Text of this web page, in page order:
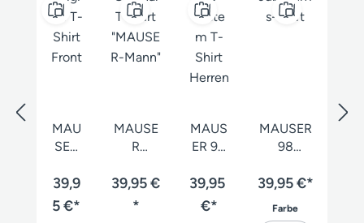
MAU
SER
nal T-
Shirt
39,9
5 €*
MAUSE
R
T-Shirt
"MAUSE
39,95 €
*
MAUS
ER 98
m T-
Shirt
39,95
€*
MAUSER
98
s-Shirt
39,95 €*
Farbeauswählen